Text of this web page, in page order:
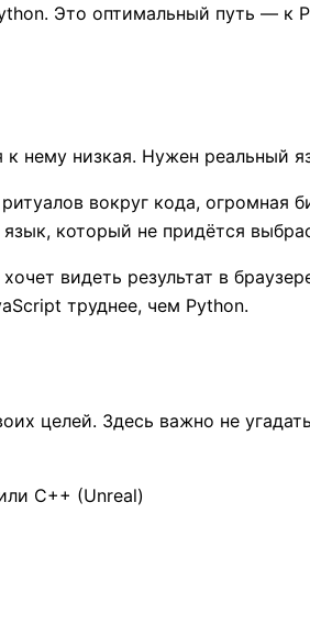
Это оптимальный путь — к
нему низкая. Нужен
вокруг кода, огромная
который не придётся
видеть результат в
труднее, чем Python.
целей. Здесь важно не
C++ (Unreal)